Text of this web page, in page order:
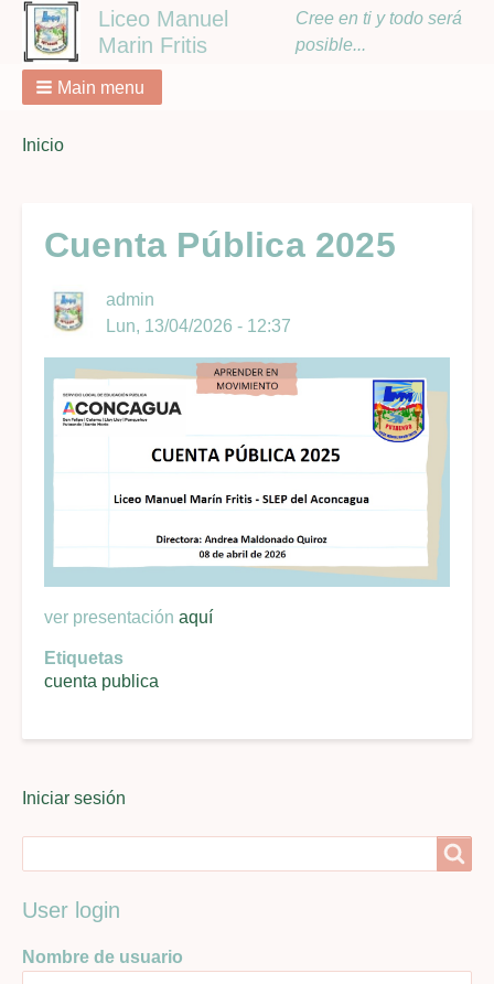
Liceo Manuel
Marin Fritis
Cree en ti y todo será
posible...
Main menu
Breadcrumbs
You
Inicio
Cuenta Pública 2025
admin
Lun, 13/04/2026 - 12:37
ver presentación aquí
Etiquetas
cuenta publica
User
menu
Iniciar sesión
User login
Nombre de usuario